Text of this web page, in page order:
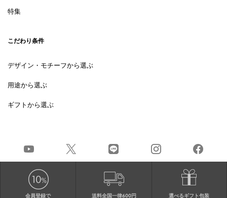
特集
こだわり条件
デザイン・モチーフから選ぶ
用途から選ぶ
ギフトから選ぶ
会員登録で 送料全国一律600円 選べるギフト包装